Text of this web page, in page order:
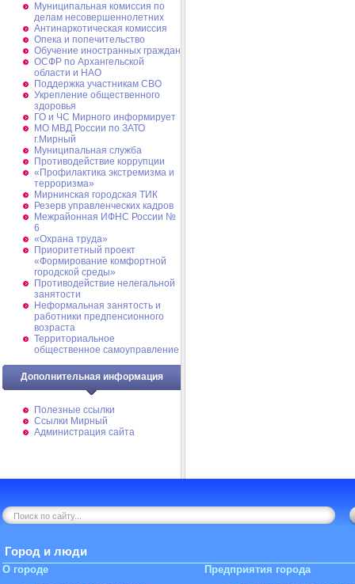
Муниципальная комиссия по
делам несовершеннолетних
Антинаркотическая комиссия
Опека и попечительство
Обучение иностранных граждан
ОСФР по Архангельской
области и НАО
Поддержка участникам СВО
Укрепление общественного
здоровья
ГО и ЧС Мирного информирует
МО МВД России по ЗАТО
г.Мирный
Муниципальная cлужба
Противодействие коррупции
«Профилактика экстремизма и
терроризма»
Мирнинская городская ТИК
Резерв управленческих кадров
Межрайонная ИФНС России №
6
«Охрана труда»
Приоритетный проект
«Формирование комфортной
городской среды»
Противодействие нелегальной
занятости
Неформальная занятость и
работники предпенсионного
возраста
Территориальное
общественное самоуправление
Дополнительная информация
Полезные ссылки
Ссылки Мирный
Администрация сайта
Город и люди
О городе Предприятия города